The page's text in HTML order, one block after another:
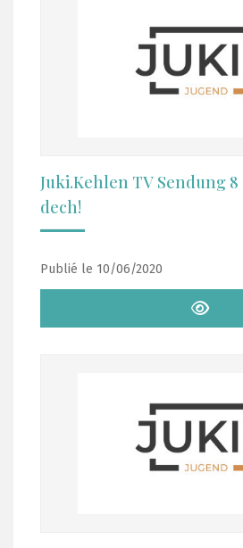
Juki.Kehlen TV Sendung
dech!
Publié le 10/06/2020